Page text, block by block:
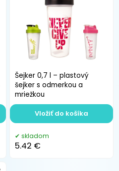
Šejker 0,7 l – plastový
šejker s odmerkou a
mriežkou
skladom
5.42 €
Vložiť do košíka